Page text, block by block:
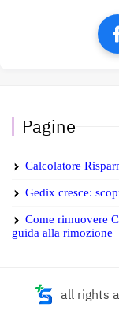
Pagine
Calcolatore
Gedix cresce:
Come rimuovere
guida alla rimozione
all rights